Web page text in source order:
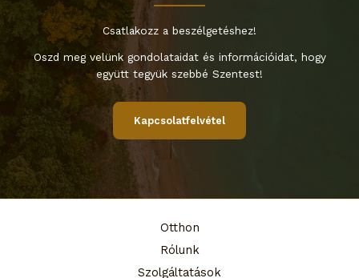
Csatlakozz a beszélgetéshez!
Oszd meg velünk gondolataidat és információidat, hogy
együtt tegyük szebbé Szentest!
Kapcsolatfelvétel
Otthon
Rólunk
Szolgáltatások